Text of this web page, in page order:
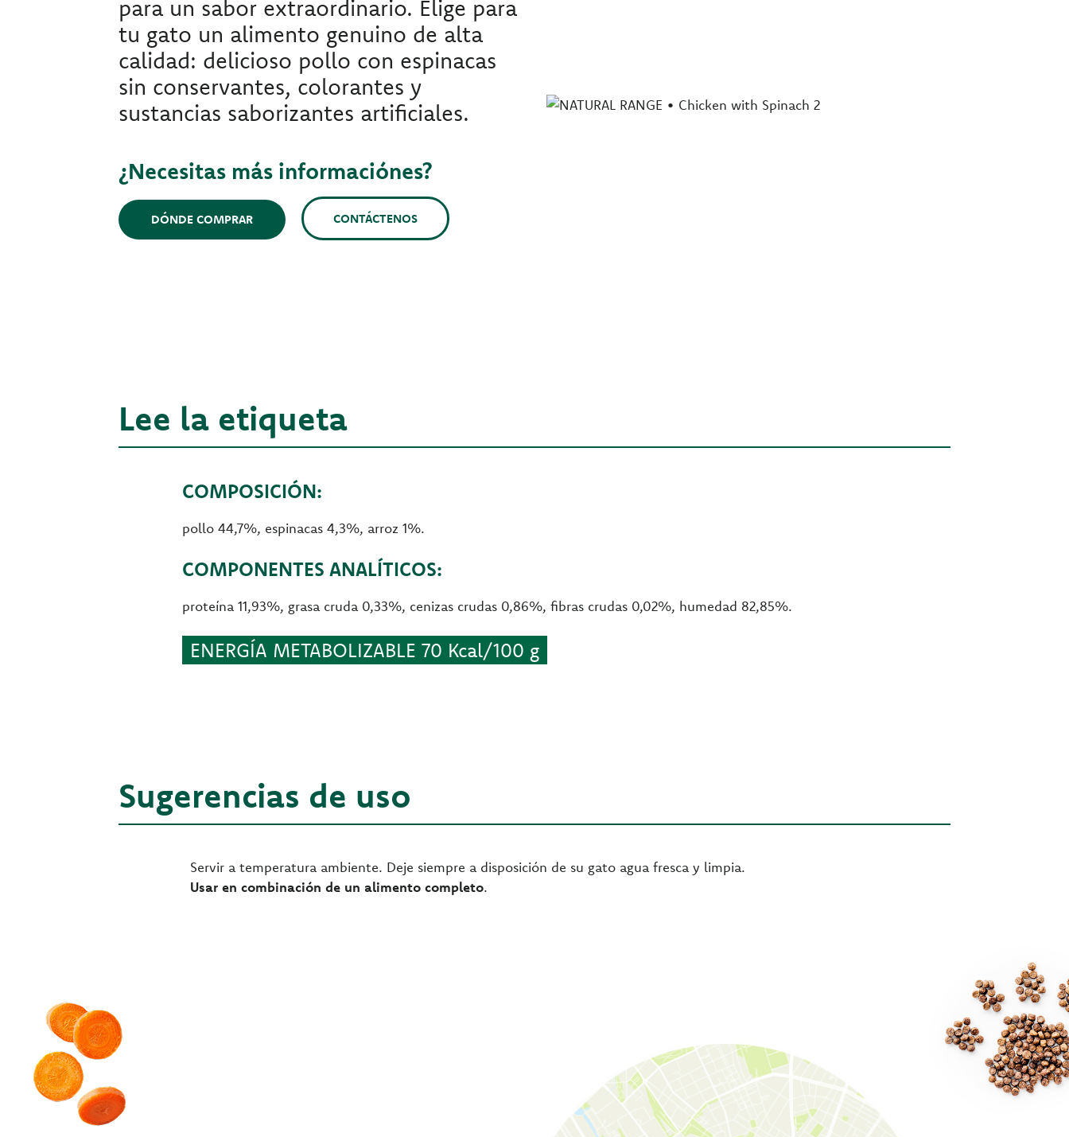
para un sabor extraordinario. Elige para
tu gato un alimento genuino de alta
calidad: delicioso pollo con espinacas
sin conservantes, colorantes y
sustancias saborizantes artificiales.
¿Necesitas más informaciónes?
DÓNDE COMPRAR CONTÁCTENOS
Lee la etiqueta
COMPOSICIÓN:
pollo 44,7%, espinacas 4,3%, arroz 1%.
COMPONENTES ANALÍTICOS:
proteína 11,93%, grasa cruda 0,33%, cenizas crudas 0,86%, fibras crudas 0,02%, humedad 82,85%.
ENERGÍA METABOLIZABLE 70 Kcal/100 g
Sugerencias de uso
Servir a temperatura ambiente. Deje siempre a disposición de su gato agua fresca y limpia.
Usar en combinación de un alimento completo.